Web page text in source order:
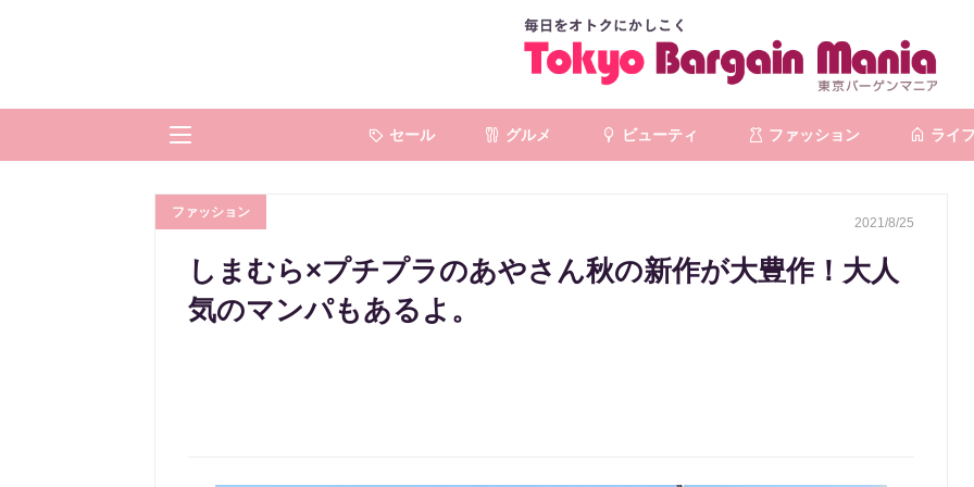
セール グルメ ビューティ ファッション ライフ
ファッション
2021/8/25
しまむら×プチプラのあやさん秋の新作が大豊作！大人
気のマンパもあるよ。